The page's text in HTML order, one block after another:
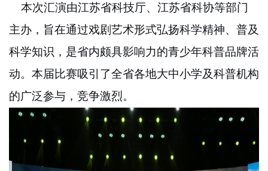
本次汇演由江苏省科技厅、江苏省科协等部门
主办，旨在通过戏剧艺术形式弘扬科学精神、普及
科学知识，是省内颇具影响力的青少年科普品牌活
动。本届比赛吸引了全省各地大中小学及科普机构
的广泛参与，竞争激烈。